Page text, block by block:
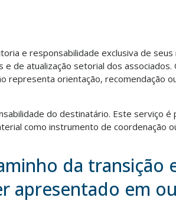
e responsabilidade exclusiva de
de atualização setorial dos associados.
representa orientação, recomendação
do destinatário. Este serviço
como instrumento de coordenação
da transição
apresentado em